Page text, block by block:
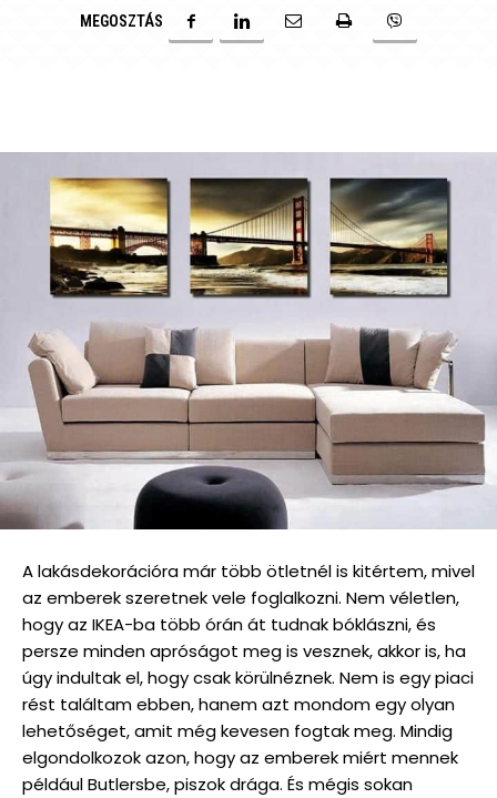
MEGOSZTÁS
A lakásdekorációra már több ötletnél is kitértem, mivel
az emberek szeretnek vele foglalkozni. Nem véletlen,
hogy az IKEA-ba több órán át tudnak bóklászni, és
persze minden apróságot meg is vesznek, akkor is, ha
úgy indultak el, hogy csak körülnéznek. Nem is egy piaci
rést találtam ebben, hanem azt mondom egy olyan
lehetőséget, amit még kevesen fogtak meg. Mindig
elgondolkozok azon, hogy az emberek miért mennek
például Butlersbe, piszok drága. És mégis sokan